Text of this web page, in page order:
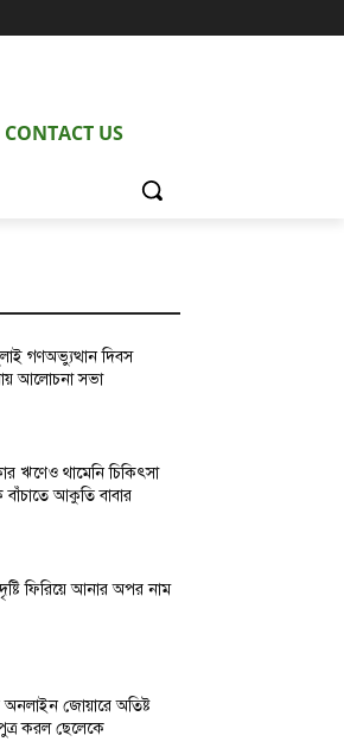
CONTACT US
গণঅভ্যুত্থান দিবস
আলোচনা সভা
ঋণেও থামেনি চিকিৎসা
বাঁচাতে আকুতি বাবার
ফিরিয়ে আনার অপর নাম
অনলাইন জোয়ারে অতিষ্ট
করল ছেলেকে